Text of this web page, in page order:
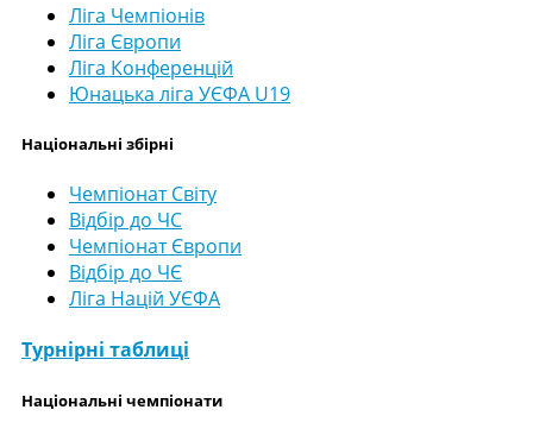
Ліга Чемпіонів
Ліга Європи
Ліга Конференцій
Юнацька ліга УЄФА U19
Національні збірні
Чемпіонат Світу
Відбір до ЧС
Чемпіонат Європи
Відбір до ЧЄ
Ліга Націй УЄФА
Турнірні таблиці
Національні чемпіонати